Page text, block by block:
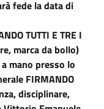
fede la data di
TUTTI E TRE I
marca da bollo)
mano presso lo
FIRMANDO
disciplinare,